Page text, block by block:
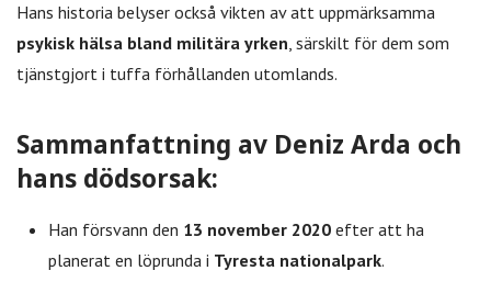
Hans historia belyser också vikten av att uppmärksamma
psykisk hälsa bland militära yrken, särskilt för dem som
tjänstgjort i tuffa förhållanden utomlands.
Sammanfattning av Deniz Arda och
hans dödsorsak:
Han försvann den 13 november 2020efter att ha
planerat en löprunda i Tyresta nationalpark.